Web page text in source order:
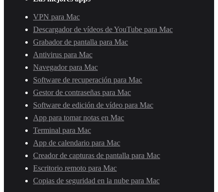
VPN para Mac
Descargador de vídeos de YouTube para Mac
Grabador de pantalla para Mac
Antivirus para Mac
Navegador para Mac
Software de recuperación para Mac
Gestor de contraseñas para Mac
Software de edición de vídeo para Mac
App para tomar notas en Mac
Terminal para Mac
App de calendario para Mac
Creador de capturas de pantalla para Mac
Escritorio remoto para Mac
Copias de seguridad en la nube para Mac